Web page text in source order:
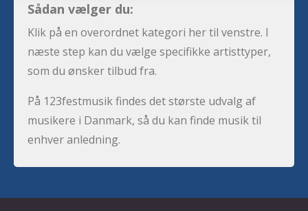
Sådan vælger du:
Klik på en overordnet kategori her til venstre. I
næste step kan du vælge specifikke artisttyper,
som du ønsker tilbud fra.
På 123festmusik findes det største udvalg af
musikere i Danmark, så du kan finde musik til
enhver anledning.